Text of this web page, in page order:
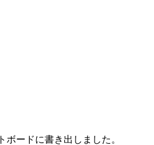
ードに書き出しました。